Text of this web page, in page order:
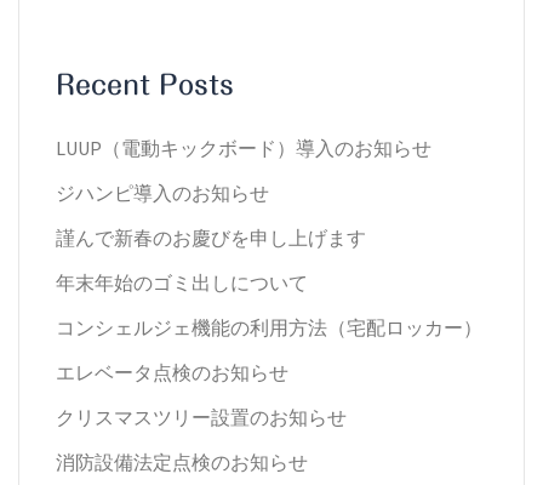
Recent Posts
LUUP（電動キックボード）導入のお知らせ
ジハンピ導入のお知らせ
謹んで新春のお慶びを申し上げます
年末年始のゴミ出しについて
コンシェルジェ機能の利用方法（宅配ロッカー）
エレベータ点検のお知らせ
クリスマスツリー設置のお知らせ
消防設備法定点検のお知らせ